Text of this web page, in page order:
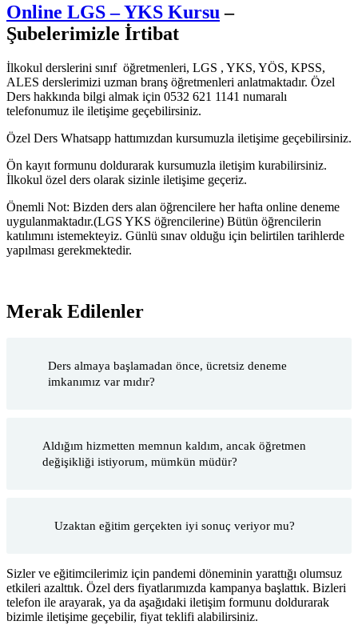
Online LGS – YKS Kursu –
Şubelerimizle İrtibat
İlkokul derslerini sınıf öğretmenleri, LGS , YKS, YÖS, KPSS,
ALES derslerimizi uzman branş öğretmenleri anlatmaktadır. Özel
Ders hakkında bilgi almak için 0532 621 1141 numaralı
telefonumuz ile iletişime geçebilirsiniz.
Özel Ders Whatsapp hattımızdan kursumuzla iletişime geçebilirsiniz.
Ön kayıt formunu doldurarak kursumuzla iletişim kurabilirsiniz.
İlkokul özel ders olarak sizinle iletişime geçeriz.
Önemli Not: Bizden ders alan öğrencilere her hafta online deneme
uygulanmaktadır.(LGS YKS öğrencilerine) Bütün öğrencilerin
katılımını istemekteyiz. Günlü sınav olduğu için belirtilen tarihlerde
yapılması gerekmektedir.
Merak Edilenler
Ders almaya başlamadan önce, ücretsiz deneme
imkanımız var mıdır?
Aldığım hizmetten memnun kaldım, ancak öğretmen
değişikliği istiyorum, mümkün müdür?
Uzaktan eğitim gerçekten iyi sonuç veriyor mu?
Sizler ve eğitimcilerimiz için pandemi döneminin yarattığı olumsuz
etkileri azalttık. Özel ders fiyatlarımızda kampanya başlattık. Bizleri
telefon ile arayarak, ya da aşağıdaki iletişim formunu doldurarak
bizimle iletişime geçebilir, fiyat teklifi alabilirsiniz.